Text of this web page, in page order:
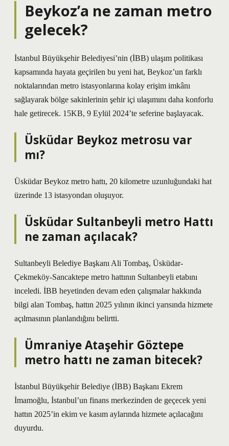
Beykoz’a ne zaman metro
gelecek?
İstanbul Büyükşehir Belediyesi’nin (İBB) ulaşım politikası
kapsamında hayata geçirilen bu yeni hat, Beykoz’un farklı
noktalarından metro istasyonlarına kolay erişim imkânı
sağlayarak bölge sakinlerinin şehir içi ulaşımını daha konforlu
hale getirecek. 15KB, 9 Eylül 2024’te seferine başlayacak.
Üsküdar Beykoz metrosu var
mı?
Üsküdar Beykoz metro hattı, 20 kilometre uzunluğundaki hat
üzerinde 13 istasyondan oluşuyor.
Üsküdar Sultanbeyli metro Hattı
ne zaman açılacak?
Sultanbeyli Belediye Başkanı Ali Tombaş, Üsküdar-
Çekmeköy-Sancaktepe metro hattının Sultanbeyli etabını
inceledi. İBB heyetinden devam eden çalışmalar hakkında
bilgi alan Tombaş, hattın 2025 yılının ikinci yarısında hizmete
açılmasının planlandığını belirtti.
Ümraniye Ataşehir Göztepe
metro hattı ne zaman bitecek?
İstanbul Büyükşehir Belediye (İBB) Başkanı Ekrem
İmamoğlu, İstanbul’un finans merkezinden de geçecek yeni
hattın 2025’in ekim ve kasım aylarında hizmete açılacağını
duyurdu.